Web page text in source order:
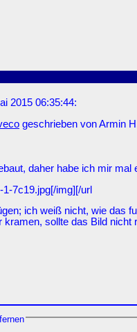
2015 06:35:44:
geschrieben von Armin
daher habe ich mir mal
1-7c19.jpg[/img][/url
ich weiß nicht, wie das
sollte das Bild nicht